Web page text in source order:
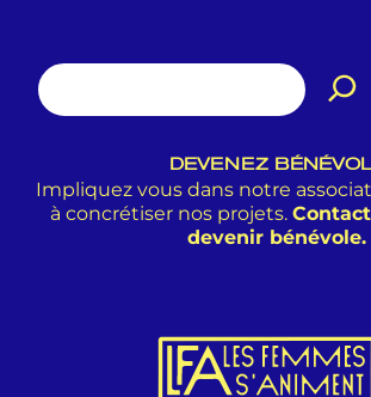
DEVENEZ
Impliquez vous dans notre
à concrétiser nos projets.
devenir bénévole.